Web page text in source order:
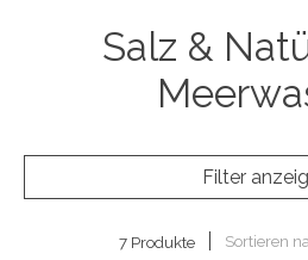
Salz &
Filter
7 Produkte Sortieren